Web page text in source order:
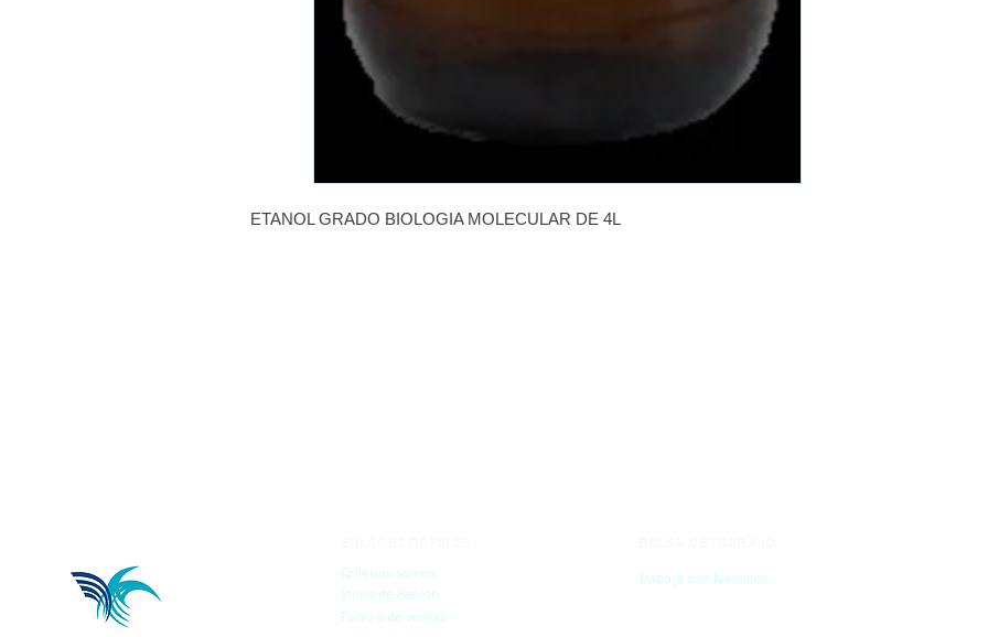
ETANOL GRADO BIOLOGIA MOLECULAR DE 4L
Quienes somos
Inicio de Sesión
Fuerza de ventas
Trabaja con Nosotros